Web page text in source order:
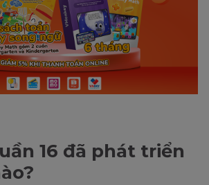
16 đã phát triển